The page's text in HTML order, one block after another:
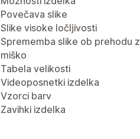
Povečava slike
Slike visoke ločljivosti
Sprememba slike ob prehodu z
miško
Tabela velikosti
Videoposnetki izdelka
Vzorci barv
Zavihki izdelka